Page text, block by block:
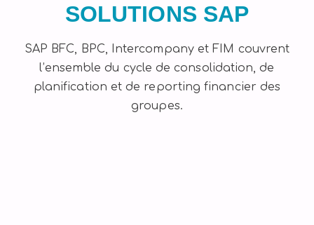
SOLUTIONS SAP
SAP BFC, BPC, Intercompany et FIM couvrent
l’ensemble du cycle de consolidation, de
planification et de reporting financier des
groupes.